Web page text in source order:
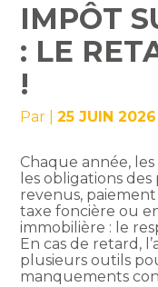
IMPÔT
: LE
!
Par |25 JUIN 2026
Chaque année,
les obligations
revenus,
taxe foncière ou
immobilière : le
En cas de retard,
plusieurs outils
manquements